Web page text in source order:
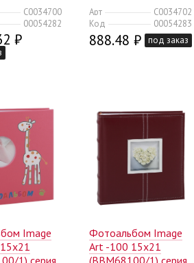
C0034700
00054282
₽
(12/240)
Арт
C0034702
Код
00054283
888.48 ₽ под заказ
Image
Фотоальбом Image
Art -100 15x21